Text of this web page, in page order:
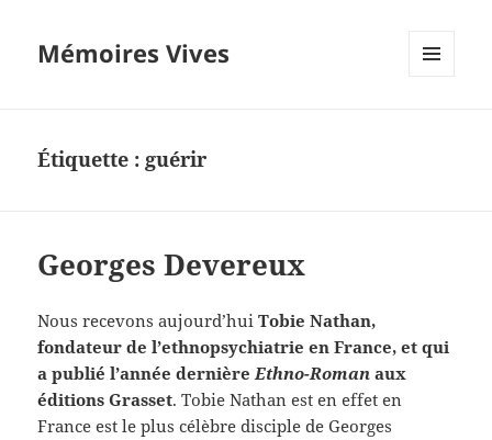
Mémoires Vives
Étiquette : guérir
Georges Devereux
Nous recevons aujourd’huiTobie Nathan,
fondateur de l’ethnopsychiatrie en France, et qui
a publié l’année dernièreEthno-Romanaux
éditions Grasset. Tobie Nathan est en effet en
France est le plus célèbre disciple de Georges